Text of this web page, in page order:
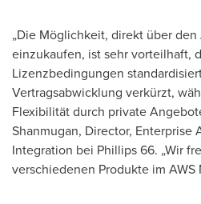
„Die Möglichkeit, direkt über den
einzukaufen, ist sehr vorteilhaft,
Lizenzbedingungen
Vertragsabwicklung verkürzt,
Flexibilität durch private
Shanmugan, Director, Enterprise
Integration bei Phillips 66. „Wir
verschiedenen Produkte im